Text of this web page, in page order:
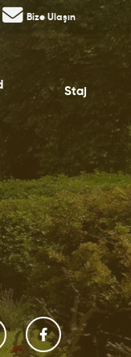
Bize Ulaşın
Staj